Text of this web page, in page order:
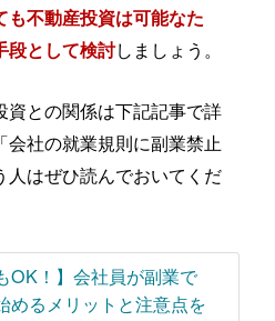
不動産投資は可能なた
段として検討しましょう。
資との関係は下記記事で詳
会社の就業規則に副業禁止
はぜひ読んでおいてくだ
OK！】会社員が副業で
めるメリットと注意点を